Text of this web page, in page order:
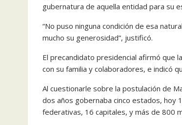
gubernatura de aquella entidad para su
“No puso ninguna condición de esa
mucho su generosidad”, justificó.
El precandidato presidencial afirmó que
con su familia y colaboradores, e indicó
Al cuestionarle sobre la postulación de
dos años gobernaba cinco estados, hoy
federativas, 16 capitales, y más de 800